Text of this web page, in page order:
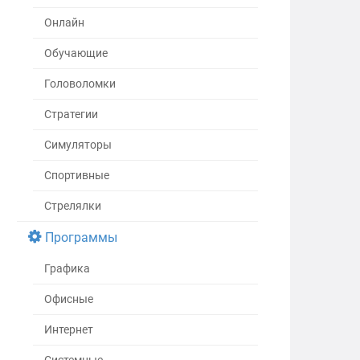
Онлайн
Обучающие
Головоломки
Стратегии
Симуляторы
Спортивные
Стрелялки
Программы
Графика
Офисные
Интернет